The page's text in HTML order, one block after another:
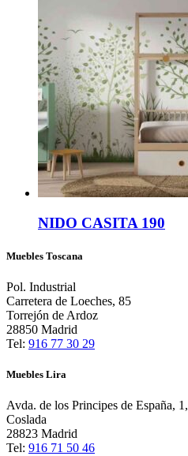
NIDO CASITA 190
Muebles Toscana
Pol. Industrial
Carretera de Loeches, 85
Torrejón de Ardoz
28850 Madrid
Tel: 916 77 30 29
Muebles Lira
Avda. de los Principes de España, 1,
Coslada
28823 Madrid
Tel: 916 71 50 46